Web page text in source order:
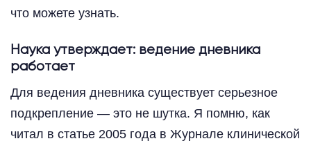
что можете узнать.
Наука утверждает: ведение дневника
работает
Для ведения дневника существует серьезное
подкрепление — это не шутка. Я помню, как
читал в статье 2005 года в Журнале клинической